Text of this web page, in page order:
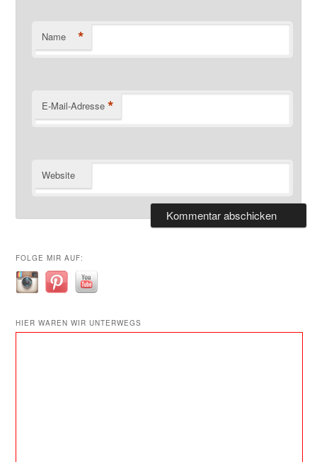
Name *
E-Mail-Adresse *
Website
FOLGE MIR AUF:
HIER WAREN WIR UNTERWEGS